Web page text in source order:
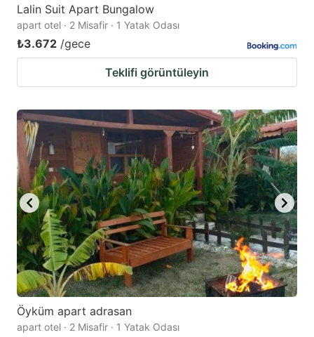
Lalin Suit Apart Bungalow
apart otel · 2 Misafir · 1 Yatak Odası
₺3.672 /gece
Teklifi görüntüleyin
Öyküm apart adrasan
apart otel · 2 Misafir · 1 Yatak Odası